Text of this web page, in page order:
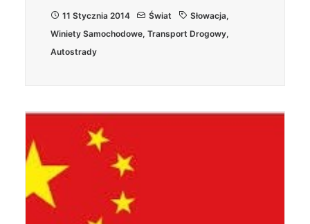
11 Stycznia 2014 Świat Słowacja,
Winiety Samochodowe, Transport Drogowy,
Autostrady